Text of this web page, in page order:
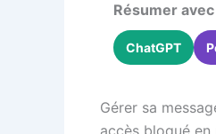
Résumer avec
ChatGPT
Gérer sa
accès bloqué